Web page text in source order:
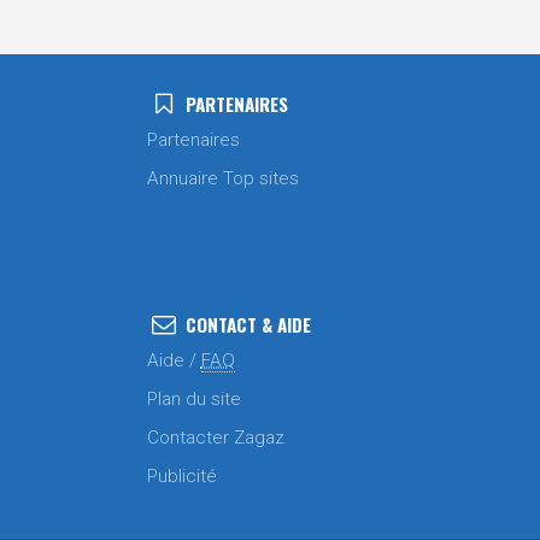
PARTENAIRES
Partenaires
Annuaire Top sites
CONTACT & AIDE
Aide / FAQ
Plan du site
Contacter Zagaz
Publicité